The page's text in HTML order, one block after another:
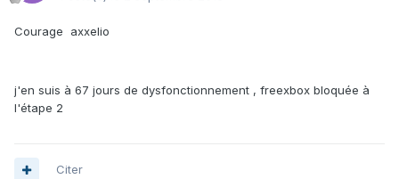
Courage axxelio
j'en suis à 67 jours de dysfonctionnement , freexbox bloquée à
l'étape 2
Citer